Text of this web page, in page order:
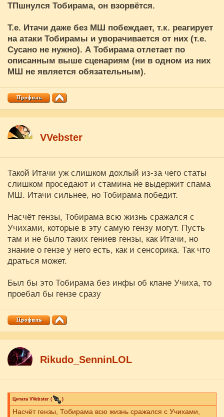
ТПшнулся Тобирама, он взорвётся.
Т.е. Итачи даже без МШ побеждает, т.к. реагирует
на атаки Тобирамы и уворачивается от них (т.е.
Сусано не нужно). А Тобирама отлетает по
описанным выше сценариям (ни в одном из них
МШ не является обязательным).
VVebster
Такой Итачи уж слишком дохлый из-за чего статы
слишком проседают и стамина не выдержит спама
МШ. Итачи сильнее, но Тобирама победит.
Насчёт гензы, Тобирама всю жизнь сражался с
Учихами, которые в эту самую гензу могут. Пусть
там и не было таких гениев гензы, как Итачи, но
знание о гензе у него есть, как и сенсорика. Так что
драться может.
Был бы это Тобирама без инфы об клане Учиха, то
проебал бы гензе сразу
Rikudo_SenninLOL
Цитата VVebster ( )
Насчёт гензы, Тобирама всю жизнь сражался с Учихами,